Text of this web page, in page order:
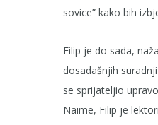
sovice” kako bih
Filip je do sada,
dosadašnjih
se sprijateljio
Naime, Filip je